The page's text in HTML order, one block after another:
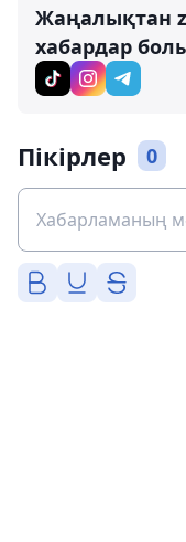
Жаңалықтан
хабардар
Пікірлер 0